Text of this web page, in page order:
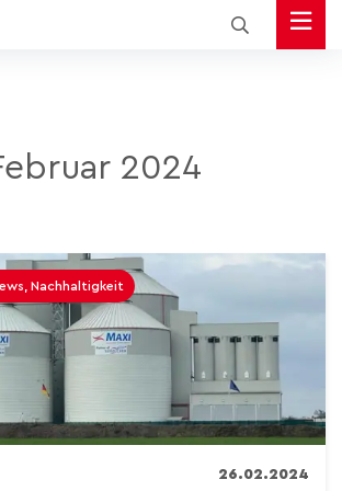
2024
Nachhaltigkeit
26.02.2024